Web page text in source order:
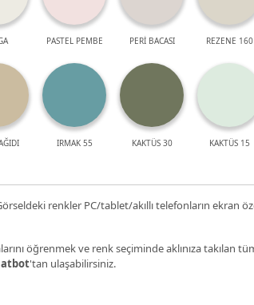
PASTEL PEMBE PERİ BACASI REZENE 160
IRMAK 55 KAKTÜS 30 KAKTÜS 15
renkler PC/tablet/akıllı telefonların ekran
öğrenmek ve renk seçiminde aklınıza takılan
'tan ulaşabilirsiniz.